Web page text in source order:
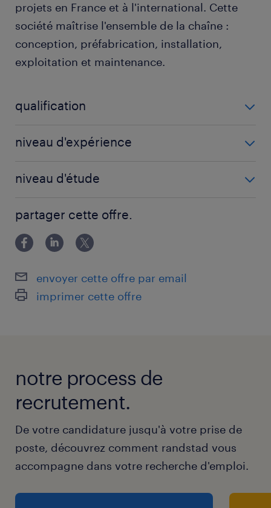
projets en France et à l'international. Cette
société maîtrise l'ensemble de la chaîne :
conception, préfabrication, installation,
exploitation et maintenance.
qualification
niveau d'expérience
niveau d'étude
partager cette offre.
envoyer cette offre par email
imprimer cette offre
notre process de
recrutement.
De votre candidature jusqu'à votre prise de
poste, découvrez comment randstad vous
accompagne dans votre recherche d'emploi.